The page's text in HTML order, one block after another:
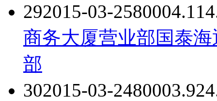
292015-03-2580004.11
商务大厦营业部国泰
部
302015-03-2480003.92